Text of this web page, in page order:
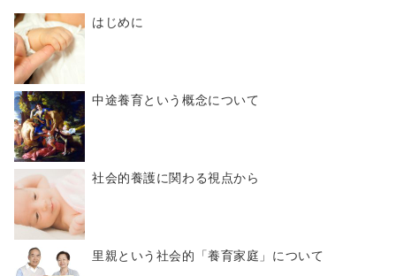
はじめに
中途養育という概念について
社会的養護に関わる視点から
里親という社会的「養育家庭」について